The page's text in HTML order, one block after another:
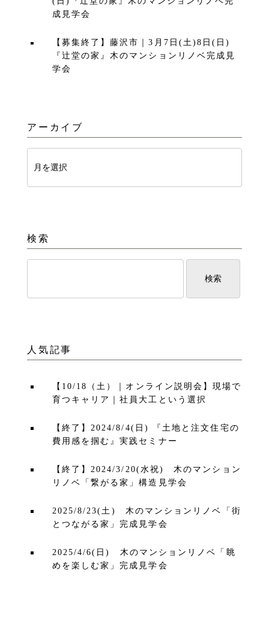
成見学会
【募集終了】藤沢市｜3月7日(土)8日(日)
『辻堂の家』木のマンションリノベ完成見
学会
アーカイブ
検索
人気記事
【10/18（土）｜オンライン説明会】現場で
育つキャリア｜社員大工という選択
【終了】2024/8/4(日) 『土地と注文住宅の
費用感を掴む』実践セミナー
【終了】2024/3/20(水祝) 木のマンション
リノベ「繋がる家」構造見学会
2025/8/23(土) 木のマンションリノベ「街
とつながる家」完成見学会
2025/4/6(日) 木のマンションリノベ「眺
めを楽しむ家」完成見学会